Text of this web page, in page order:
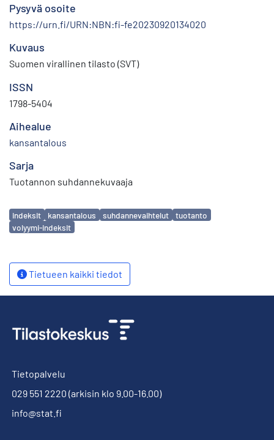
Pysyvä osoite
https://urn.fi/URN:NBN:fi-fe20230920134020
Kuvaus
Suomen virallinen tilasto (SVT)
ISSN
1798-5404
Aihealue
kansantalous
Sarja
Tuotannon suhdannekuvaaja
Avainsanat
indeksit kansantalous suhdannevaihtelut
tuotanto
volyymi-indeksit
Tietueen kaikki tiedot
Tietopalvelu
029 551 2220 (arkisin klo 9.00-16.00)
info@stat.fi